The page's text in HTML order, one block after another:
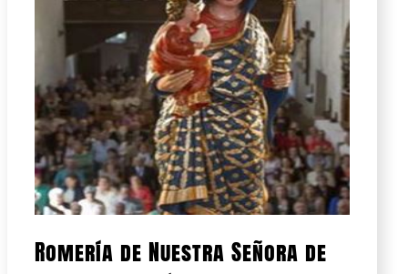
Romería de Nuestra Señora de